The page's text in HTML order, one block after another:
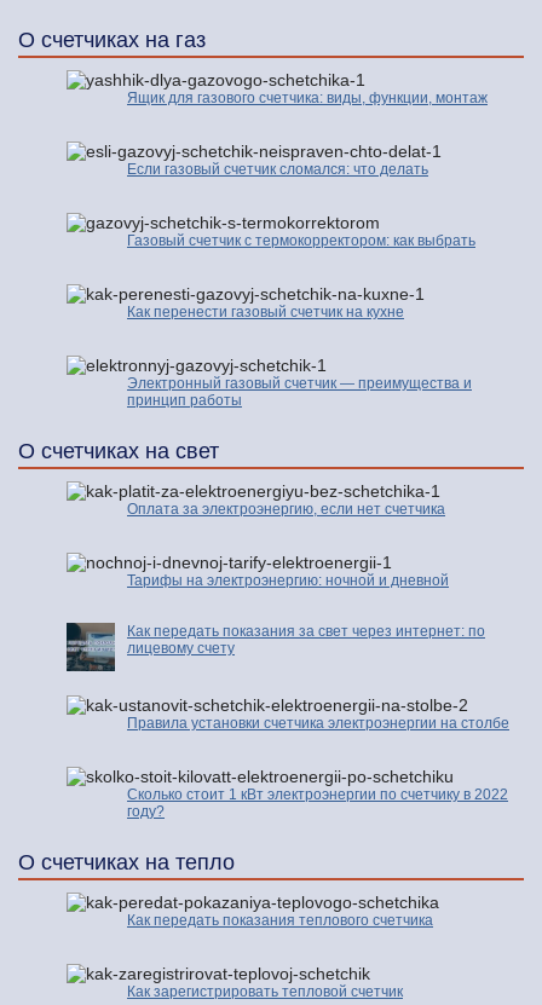
О счетчиках на газ
Ящик для газового счетчика: виды, функции, монтаж
Если газовый счетчик сломался: что делать
Газовый счетчик с термокорректором: как выбрать
Как перенести газовый счетчик на кухне
Электронный газовый счетчик — преимущества и
принцип работы
О счетчиках на свет
Оплата за электроэнергию, если нет счетчика
Тарифы на электроэнергию: ночной и дневной
Как передать показания за свет через интернет: по
лицевому счету
Правила установки счетчика электроэнергии на столбе
Сколько стоит 1 кВт электроэнергии по счетчику в 2022
году?
О счетчиках на тепло
Как передать показания теплового счетчика
Как зарегистрировать тепловой счетчик